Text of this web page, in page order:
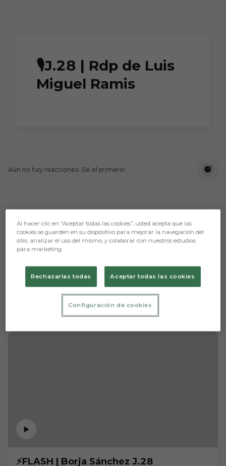
🎙️J.28 | Rdp de Luis
Miguel Ramis
Aún no hay reacciones. ¡Sé el primero!
⚡FLASH | Borja Sánchez J.28
Al hacer clic en “Aceptar todas las cookies”, usted acepta que las
cookies se guarden en su dispositivo para mejorar la navegación del
sitio, analizar el uso del mismo, y colaborar con nuestros estudios
para marketing.
Rechazarlas todas Aceptar todas las cookies
Configuración de cookies